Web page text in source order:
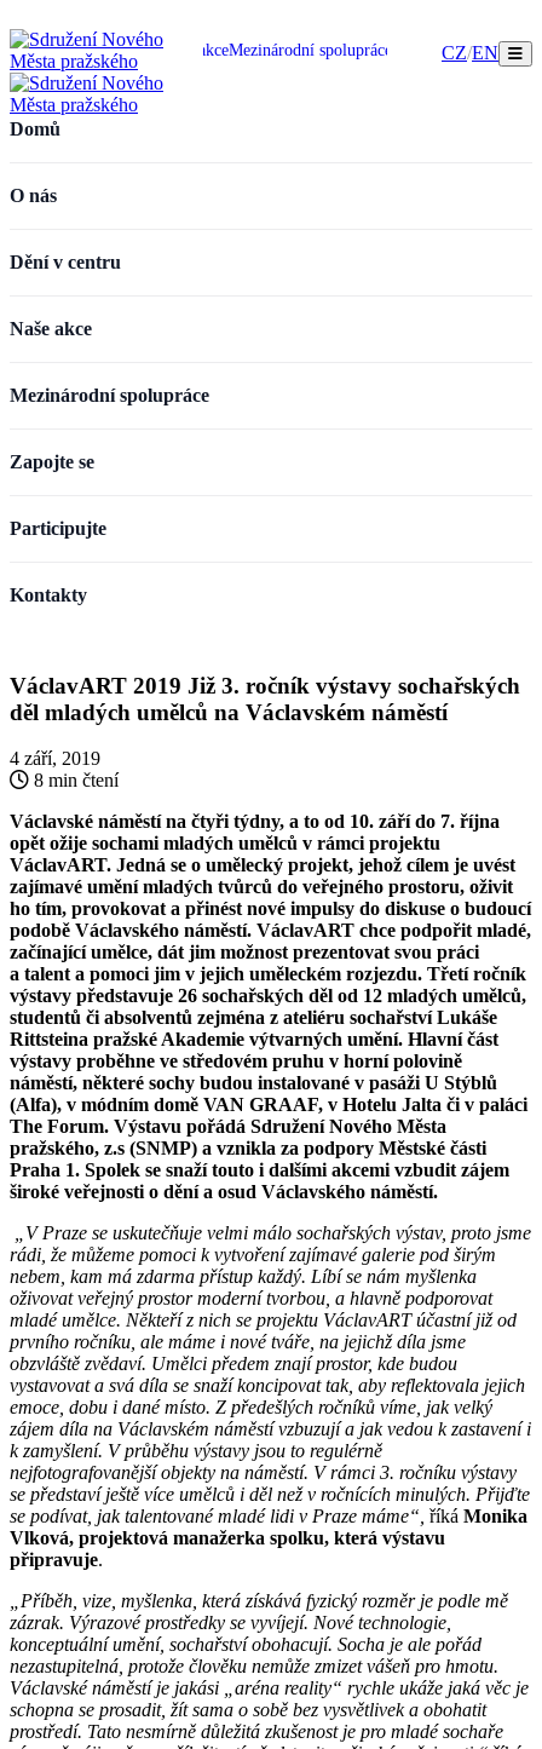
O násDění v centruNaše akceMezinárodní spolupráce Zapojte seParticipujte
CZ/EN
Domů
O nás
Dění v centru
Naše akce
Mezinárodní spolupráce
Zapojte se
Participujte
Kontakty
VáclavART 2019 Již 3. ročník výstavy sochařských
děl mladých umělců na Václavském náměstí
4 září, 2019
8 min čtení
Václavské náměstí na čtyři týdny, a to od 10. září do 7. října
opět ožije sochami mladých umělců v rámci projektu
VáclavART. Jedná se o umělecký projekt, jehož cílem je uvést
zajímavé umění mladých tvůrců do veřejného prostoru, oživit
ho tím, provokovat a přinést nové impulsy do diskuse o budoucí
podobě Václavského náměstí. VáclavART chce podpořit mladé,
začínající umělce, dát jim možnost prezentovat svou práci
a talent a pomoci jim v jejich uměleckém rozjezdu. Třetí ročník
výstavy představuje 26 sochařských děl od 12 mladých umělců,
studentů či absolventů zejména z ateliéru sochařství Lukáše
Rittsteina pražské Akademie výtvarných umění. Hlavní část
výstavy proběhne ve středovém pruhu v horní polovině
náměstí, některé sochy budou instalované v pasáži U Stýblů
(Alfa), v módním domě VAN GRAAF, v Hotelu Jalta či v paláci
The Forum. Výstavu pořádá Sdružení Nového Města
pražského, z.s (SNMP) a vznikla za podpory Městské části
Praha 1. Spolek se snaží touto i dalšími akcemi vzbudit zájem
široké veřejnosti o dění a osud Václavského náměstí.
„V Praze se uskutečňuje velmi málo sochařských výstav, proto jsme
rádi, že můžeme pomoci k vytvoření zajímavé galerie pod širým
nebem, kam má zdarma přístup každý. Líbí se nám myšlenka
oživovat veřejný prostor moderní tvorbou, a hlavně podporovat
mladé umělce. Někteří z nich se projektu VáclavART účastní již od
prvního ročníku, ale máme i nové tváře, na jejichž díla jsme
obzvláště zvědaví. Umělci předem znají prostor, kde budou
vystavovat a svá díla se snaží koncipovat tak, aby reflektovala jejich
emoce, dobu i dané místo. Z předešlých ročníků víme, jak velký
zájem díla na Václavském náměstí vzbuzují a jak vedou k zastavení i
k zamyšlení. V průběhu výstavy jsou to regulérně
nejfotografovanější objekty na náměstí. V rámci 3. ročníku výstavy
se představí ještě více umělců i děl než v ročnících minulých. Přijďte
se podívat, jak talentované mladé lidi v Praze máme“, říká Monika
Vlková, projektová manažerka spolku, která výstavu
připravuje.
„Příběh, vize, myšlenka, která získává fyzický rozměr je podle mě
zázrak. Výrazové prostředky se vyvíjejí. Nové technologie,
konceptuální umění, sochařství obohacují. Socha je ale pořád
nezastupitelná, protože člověku nemůže zmizet vášeň pro hmotu.
Václavské náměstí je jakási „aréna reality“ rychle ukáže jaká věc je
schopna se prosadit, žít sama o sobě bez vysvětlivek a obohatit
prostředí. Tato nesmírně důležitá zkušenost je pro mladé sochaře